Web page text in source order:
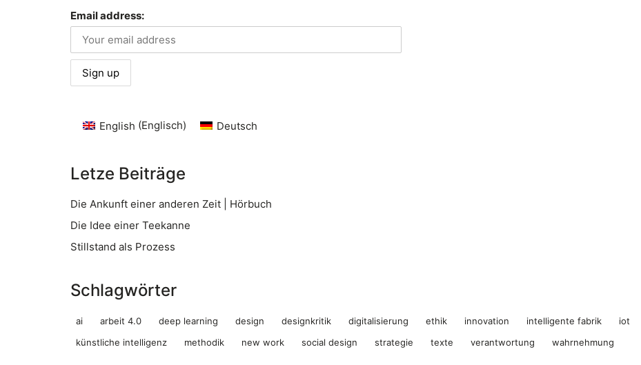
Email address:
English (Englisch) Deutsch
Letze Beiträge
Die Ankunft einer anderen Zeit | Hörbuch
Die Idee einer Teekanne
Stillstand als Prozess
Schlagwörter
ai arbeit 4.0 deep learning design designkritik digitalisierung ethik innovation intelligente fabrik iot
künstliche intelligenz
methodik new work social design strategie texte verantwortung wahrnehmung